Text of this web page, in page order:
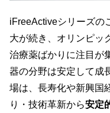
iFreeActiveシリーズの
大が続き、オリンピッ
治療薬ばかりに注目が
器の分野は安定して成
場は、長寿化や新興国
り・技術革新から安定